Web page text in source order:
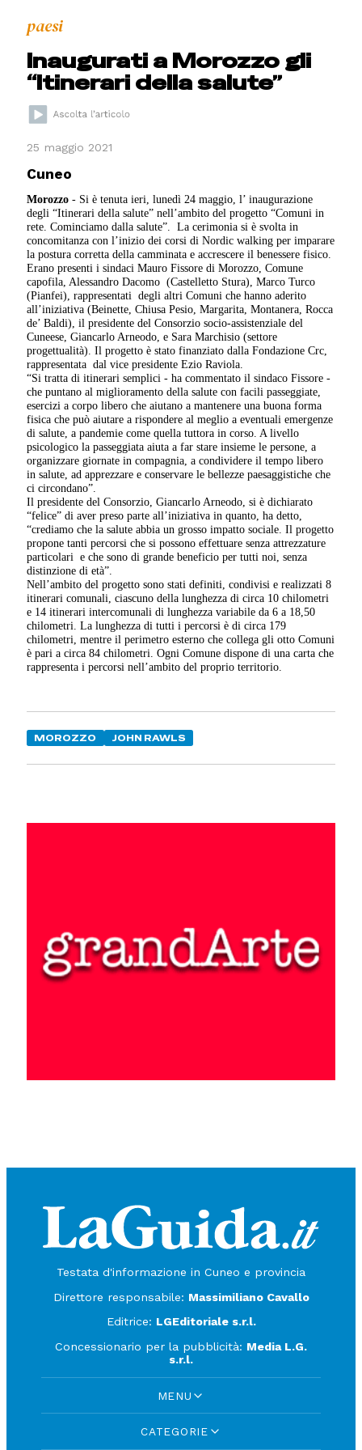
paesi
Inaugurati a Morozzo gli
“Itinerari della salute”
25 maggio 2021
Cuneo
Morozzo- Si è tenuta ieri, lunedì 24 maggio, l’ inaugurazione
degli “Itinerari della salute” nell’ambito del progetto “Comuni in
rete. Cominciamo dalla salute”. La cerimonia si è svolta in
concomitanza con l’inizio dei corsi di Nordic walking per imparare
la postura corretta della camminata e accrescere il benessere fisico.
Erano presenti i sindaci Mauro Fissore di Morozzo, Comune
capofila, Alessandro Dacomo (Castelletto Stura), Marco Turco
(Pianfei), rappresentati degli altri Comuni che hanno aderito
all’iniziativa (Beinette, Chiusa Pesio, Margarita, Montanera, Rocca
de’ Baldi), il presidente del Consorzio socio-assistenziale del
Cuneese, Giancarlo Arneodo, e Sara Marchisio (settore
progettualità). Il progetto è stato finanziato dalla Fondazione Crc,
rappresentata dal vice presidente Ezio Raviola.
“Si tratta di itinerari semplici - ha commentato il sindaco Fissore -
che puntano al miglioramento della salute con facili passeggiate,
esercizi a corpo libero che aiutano a mantenere una buona forma
fisica che può aiutare a rispondere al meglio a eventuali emergenze
di salute, a pandemie come quella tuttora in corso. A livello
psicologico la passeggiata aiuta a far stare insieme le persone, a
organizzare giornate in compagnia, a condividere il tempo libero
in salute, ad apprezzare e conservare le bellezze paesaggistiche che
ci circondano”.
Il presidente del Consorzio, Giancarlo Arneodo, si è dichiarato
“felice” di aver preso parte all’iniziativa in quanto, ha detto,
“crediamo che la salute abbia un grosso impatto sociale. Il progetto
propone tanti percorsi che si possono effettuare senza attrezzature
particolari e che sono di grande beneficio per tutti noi, senza
distinzione di età”.
Nell’ambito del progetto sono stati definiti, condivisi e realizzati 8
itinerari comunali, ciascuno della lunghezza di circa 10 chilometri
e 14 itinerari intercomunali di lunghezza variabile da 6 a 18,50
chilometri. La lunghezza di tutti i percorsi è di circa 179
chilometri, mentre il perimetro esterno che collega gli otto Comuni
è pari a circa 84 chilometri. Ogni Comune dispone di una carta che
rappresenta i percorsi nell’ambito del proprio territorio.
MOROZZO JOHN RAWLS
Testata d'informazione in Cuneo e provincia
Direttore responsabile: Massimiliano Cavallo
Editrice: LGEditoriale s.r.l.
Concessionario per la pubblicità: Media L.G.
s.r.l.
MENU
CATEGORIE